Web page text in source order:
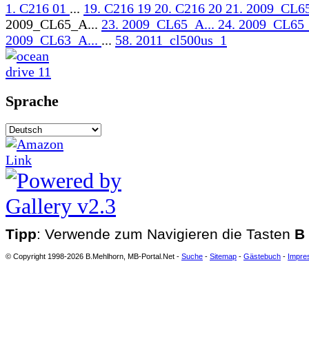
1. C216 01 ... 19. C216 19 20. C216 20 21.
2009_CL65_A... 23. 2009_CL65_A... 24.
2009_CL63_A... ... 58. 2011_cl500us_1
Sprache
Tipp: Verwende zum Navigieren die Tasten B
© Copyright 1998-2026 B.Mehlhorn, MB-Portal.Net - Suche - Sitemap - Gästebuch -